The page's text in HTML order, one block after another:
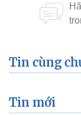
Tin cùng
Tin mới